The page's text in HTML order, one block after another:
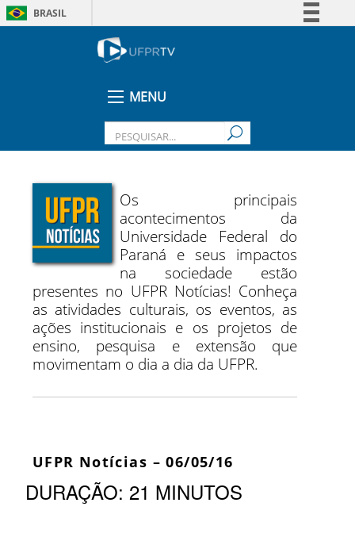
BRASIL
Legislação
MENU
Os principais
acontecimentos da
Universidade Federal do
Paraná e seus impactos
na sociedade estão
presentes no UFPR Notícias! Conheça
as atividades culturais, os eventos, as
ações institucionais e os projetos de
ensino, pesquisa e extensão que
movimentam o dia a dia da UFPR.
UFPR Notícias – 06/05/16
DURAÇÃO: 21 MINUTOS